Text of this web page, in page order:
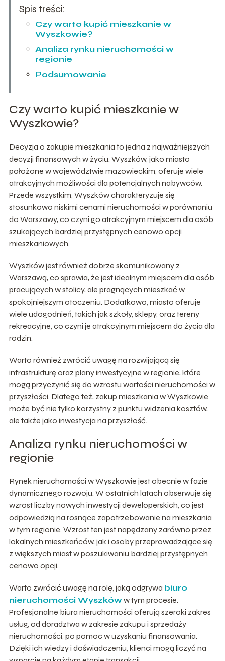
Spis treści:
Czy warto kupić mieszkanie w
Wyszkowie?
Analiza rynku nieruchomości w
regionie
Podsumowanie
Czy warto kupić mieszkanie w
Wyszkowie?
Decyzja o zakupie mieszkania to jedna z najważniejszych
decyzji finansowych w życiu. Wyszków, jako miasto
położone w województwie mazowieckim, oferuje wiele
atrakcyjnych możliwości dla potencjalnych nabywców.
Przede wszystkim, Wyszków charakteryzuje się
stosunkowo niskimi cenami nieruchomości w porównaniu
do Warszawy, co czyni go atrakcyjnym miejscem dla osób
szukających bardziej przystępnych cenowo opcji
mieszkaniowych.
Wyszków jest również dobrze skomunikowany z
Warszawą, co sprawia, że jest idealnym miejscem dla osób
pracujących w stolicy, ale pragnących mieszkać w
spokojniejszym otoczeniu. Dodatkowo, miasto oferuje
wiele udogodnień, takich jak szkoły, sklepy, oraz tereny
rekreacyjne, co czyni je atrakcyjnym miejscem do życia dla
rodzin.
Warto również zwrócić uwagę na rozwijającą się
infrastrukturę oraz plany inwestycyjne w regionie, które
mogą przyczynić się do wzrostu wartości nieruchomości w
przyszłości. Dlatego też, zakup mieszkania w Wyszkowie
może być nie tylko korzystny z punktu widzenia kosztów,
ale także jako inwestycja na przyszłość.
Analiza rynku nieruchomości w
regionie
Rynek nieruchomości w Wyszkowie jest obecnie w fazie
dynamicznego rozwoju. W ostatnich latach obserwuje się
wzrost liczby nowych inwestycji deweloperskich, co jest
odpowiedzią na rosnące zapotrzebowanie na mieszkania
w tym regionie. Wzrost ten jest napędzany zarówno przez
lokalnych mieszkańców, jak i osoby przeprowadzające się
z większych miast w poszukiwaniu bardziej przystępnych
cenowo opcji.
Warto zwrócić uwagę na rolę, jaką odgrywa biuro
nieruchomości Wyszkóww tym procesie.
Profesjonalne biura nieruchomości oferują szeroki zakres
usług, od doradztwa w zakresie zakupu i sprzedaży
nieruchomości, po pomoc w uzyskaniu finansowania.
Dzięki ich wiedzy i doświadczeniu, klienci mogą liczyć na